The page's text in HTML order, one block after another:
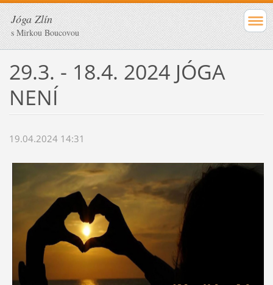
Jóga Zlín
s Mirkou Boucovou
29.3. - 18.4. 2024 JÓGA
NENÍ
19.04.2024 14:31